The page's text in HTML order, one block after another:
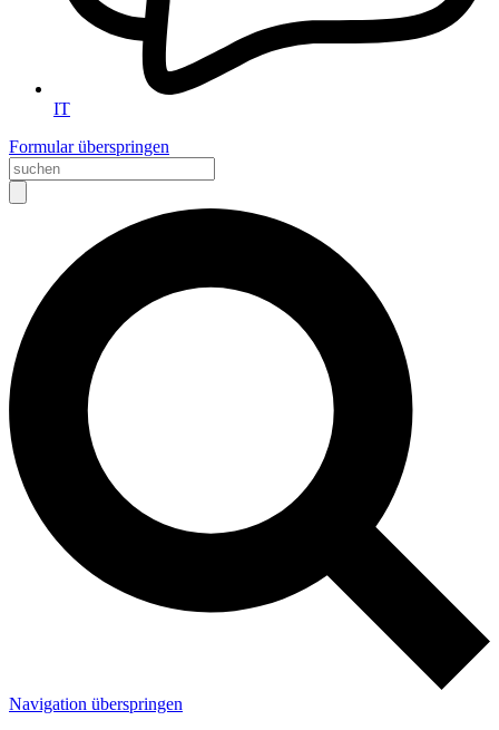
IT
Formular überspringen
Navigation überspringen